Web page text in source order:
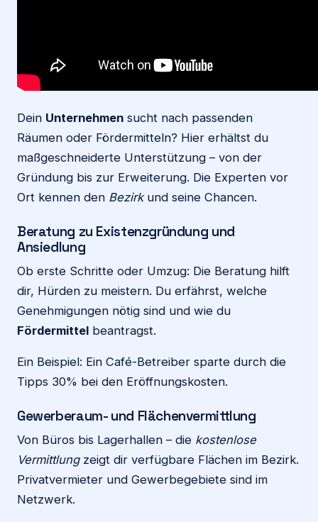
Dein Unternehmen sucht nach passenden
Räumen oder Fördermitteln? Hier erhältst du
maßgeschneiderte Unterstützung – von der
Gründung bis zur Erweiterung. Die Experten vor
Ort kennen den Bezirkund seine Chancen.
Beratung zu Existenzgründung und
Ansiedlung
Ob erste Schritte oder Umzug: Die Beratung hilft
dir, Hürden zu meistern. Du erfährst, welche
Genehmigungen nötig sind und wie du
Fördermittel beantragst.
Ein Beispiel: Ein Café-Betreiber sparte durch die
Tipps 30% bei den Eröffnungskosten.
Gewerberaum- und Flächenvermittlung
Von Büros bis Lagerhallen – die kostenlose
Vermittlungzeigt dir verfügbare Flächen im Bezirk.
Privatvermieter und Gewerbegebiete sind im
Netzwerk.